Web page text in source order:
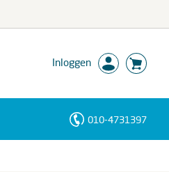
Inloggen
010-4731397